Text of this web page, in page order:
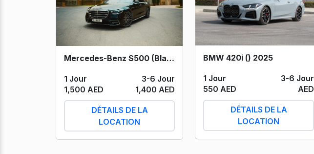
Mercedes-Benz S500 (Black) 2023
1 Jour
3-6 Jour
1,500 AED
1,400 AED
DÉTAILS DE LA
LOCATION
BMW 420i () 2025
1 Jour
3-6 Jour
550 AED
AED
DÉTAILS DE LA
LOCATION